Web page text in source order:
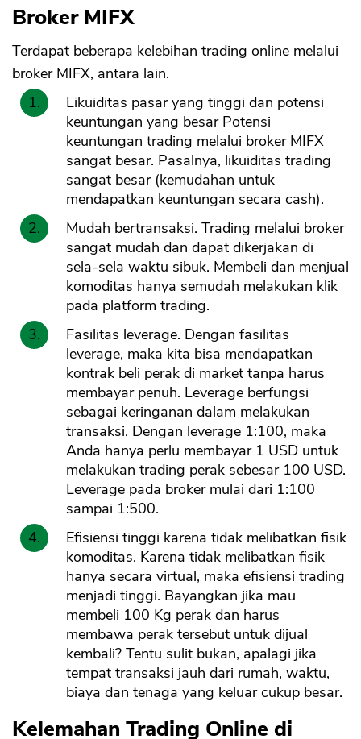
Broker MIFX
Terdapat beberapa kelebihan trading online melalui
broker MIFX, antara lain.
Likuiditas pasar yang tinggi dan potensi
keuntungan yang besar Potensi
keuntungan trading melalui broker MIFX
sangat besar. Pasalnya, likuiditas trading
sangat besar (kemudahan untuk
mendapatkan keuntungan secara cash).
Mudah bertransaksi. Trading melalui broker
sangat mudah dan dapat dikerjakan di
sela-sela waktu sibuk. Membeli dan menjual
komoditas hanya semudah melakukan klik
pada platform trading.
Fasilitas leverage. Dengan fasilitas
leverage, maka kita bisa mendapatkan
kontrak beli perak di market tanpa harus
membayar penuh. Leverage berfungsi
sebagai keringanan dalam melakukan
transaksi. Dengan leverage 1:100, maka
Anda hanya perlu membayar 1 USD untuk
melakukan trading perak sebesar 100 USD.
Leverage pada broker mulai dari 1:100
sampai 1:500.
Efisiensi tinggi karena tidak melibatkan fisik
komoditas. Karena tidak melibatkan fisik
hanya secara virtual, maka efisiensi trading
menjadi tinggi. Bayangkan jika mau
membeli 100 Kg perak dan harus
membawa perak tersebut untuk dijual
kembali? Tentu sulit bukan, apalagi jika
tempat transaksi jauh dari rumah, waktu,
biaya dan tenaga yang keluar cukup besar.
Kelemahan Trading Online di